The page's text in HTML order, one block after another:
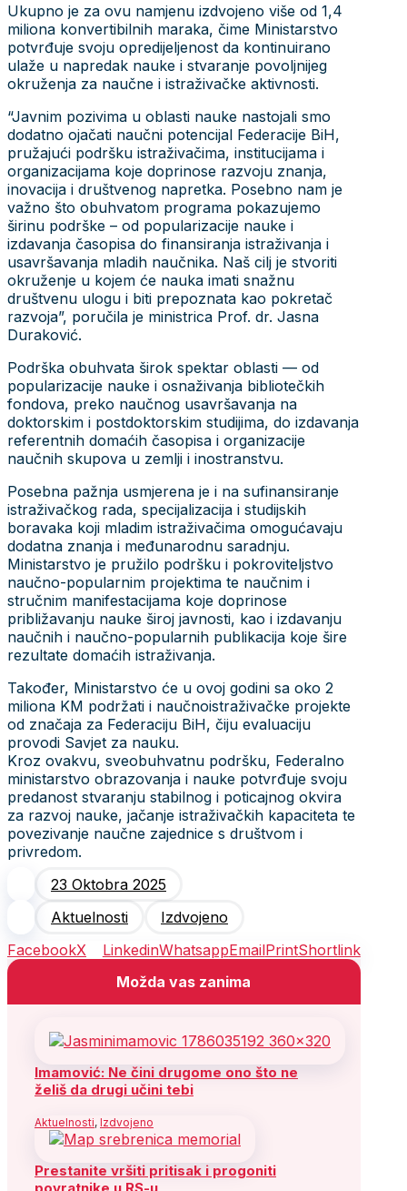
Ukupno je za ovu namjenu izdvojeno više od 1,4
miliona konvertibilnih maraka, čime Ministarstvo
potvrđuje svoju opredijeljenost da kontinuirano
ulaže u napredak nauke i stvaranje povoljnijeg
okruženja za naučne i istraživačke aktivnosti.
“Javnim pozivima u oblasti nauke nastojali smo
dodatno ojačati naučni potencijal Federacije BiH,
pružajući podršku istraživačima, institucijama i
organizacijama koje doprinose razvoju znanja,
inovacija i društvenog napretka. Posebno nam je
važno što obuhvatom programa pokazujemo
širinu podrške – od popularizacije nauke i
izdavanja časopisa do finansiranja istraživanja i
usavršavanja mladih naučnika. Naš cilj je stvoriti
okruženje u kojem će nauka imati snažnu
društvenu ulogu i biti prepoznata kao pokretač
razvoja”, poručila je ministrica Prof. dr. Jasna
Duraković.
Podrška obuhvata širok spektar oblasti — od
popularizacije nauke i osnaživanja bibliotečkih
fondova, preko naučnog usavršavanja na
doktorskim i postdoktorskim studijima, do izdavanja
referentnih domaćih časopisa i organizacije
naučnih skupova u zemlji i inostranstvu.
Posebna pažnja usmjerena je i na sufinansiranje
istraživačkog rada, specijalizacija i studijskih
boravaka koji mladim istraživačima omogućavaju
dodatna znanja i međunarodnu saradnju.
Ministarstvo je pružilo podršku i pokroviteljstvo
naučno-popularnim projektima te naučnim i
stručnim manifestacijama koje doprinose
približavanju nauke široj javnosti, kao i izdavanju
naučnih i naučno-popularnih publikacija koje šire
rezultate domaćih istraživanja.
Također, Ministarstvo će u ovoj godini sa oko 2
miliona KM podržati i naučnoistraživačke projekte
od značaja za Federaciju BiH, čiju evaluaciju
provodi Savjet za nauku.
Kroz ovakvu, sveobuhvatnu podršku, Federalno
ministarstvo obrazovanja i nauke potvrđuje svoju
predanost stvaranju stabilnog i poticajnog okvira
za razvoj nauke, jačanje istraživačkih kapaciteta te
povezivanje naučne zajednice s društvom i
privredom.
23 Oktobra 2025
Aktuelnosti
Izdvojeno
FacebookX LinkedinWhatsappEmailPrintShortlink
Možda vas zanima
Imamović: Ne čini drugome ono što ne
želiš da drugi učini tebi
Aktuelnosti, Izdvojeno
Prestanite vršiti pritisak i progoniti